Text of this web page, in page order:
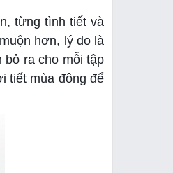
từng tình tiết và
hơn, lý do là
bỏ ra cho mỗi tập
tiết mùa đông để